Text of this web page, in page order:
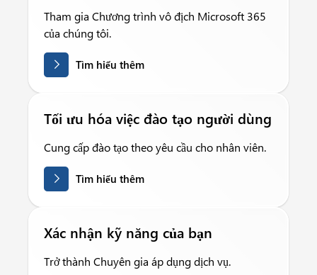
Tham gia Chương trình vô địch Microsoft 365
của chúng tôi.
Tìm hiểu thêm
Tối ưu hóa việc đào tạo người dùng
Cung cấp đào tạo theo yêu cầu cho nhân viên.
Tìm hiểu thêm
Xác nhận kỹ năng của bạn
Trở thành Chuyên gia áp dụng dịch vụ.